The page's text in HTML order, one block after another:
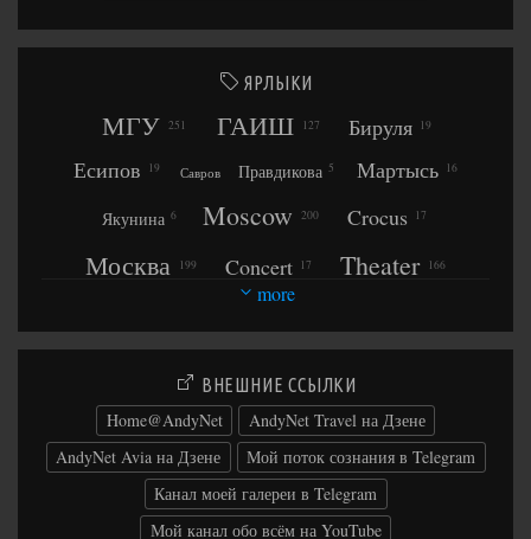
ЯРЛЫКИ
МГУ 251 ГАИШ 127 Бируля 19
Есипов 19 Савров Правдикова 5 Мартысь 16
Якунина 6 Moscow 200 Crocus 17
Москва 199 Concert 17 Theater 166
Space
Kremlin 156 Кремль 25 5
Temple 173 АЗТ-6 6 Conferences 249
RIGF 65 Бунина Добродеев 2 Schneider 2 Левин 6
Крутских 2 Шеварднадзе Плуготаренко
Воробьёв 41 Kurbalija 4 Зильберман
more
ВНЕШНИЕ ССЫЛКИ
Home@AndyNet
AndyNet Travel на Дзене
AndyNet Avia на Дзене
Мой поток сознания в Telegram
Канал моей галереи в Telegram
Мой канал обо всём на YouTube